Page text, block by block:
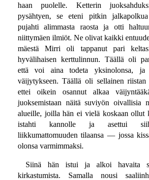
haan puolelle. Ketterin
pysähtyen, se eteni pitkin
pujahti alimmasta raosta ja otti
niittymäen ilmiöt. Ne olivat kaikki
mäestä Mirri oli tappanut pari
hyvälihaisen kerttulinnun. Täällä oli
että voi aina todeta yksinolonsa, ja
väijytykseen. Täällä oli sellainen riistan
ettei oikein osannut alkaa
juoksemistaan näitä suviyön oivallisia
alueille, joilla hän ei vielä koskaan ollut
istahti kannolle ja asettui
liikkumattomuuden tilaansa — jossa
olonsa varmimmaksi.
Siinä hän istui ja alkoi havaita
kirkastumista. Samalla nousi